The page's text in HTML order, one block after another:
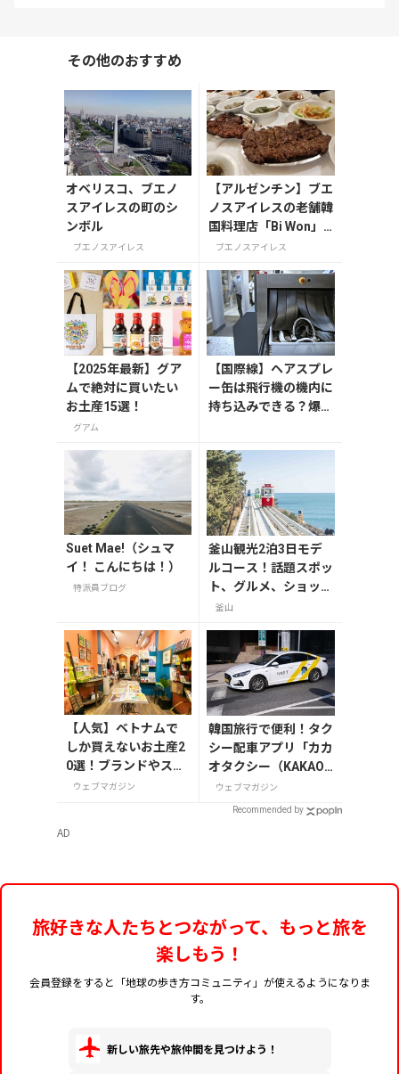
その他のおすすめ
オベリスコ、ブエノ
スアイレスの町のシ
ンボル
ブエノスアイレス
【アルゼンチン】ブエ
ノスアイレスの老舗韓
国料理店「Bi Won」
で味わう本場の味
ブエノスアイレス
【2025年最新】グア
ムで絶対に買いたい
お土産15選！
グアム
【国際線】ヘアスプレ
ー缶は飛行機の機内に
持ち込みできる？爆発
Suet Mae!（シュマ
イ！ こんにちは！）
特派員ブログ
釜山観光2泊3日モデ
ルコース！話題スポッ
ト、グルメ、ショッピ
ングを満喫
釜山
【人気】ベトナムで
しか買えないお土産2
0選！ブランドやスー
パーのお菓子や雑貨
ウェブマガジン
韓国旅行で便利！タク
シー配車アプリ「カカ
オタクシー（KAKAO
T）」の登録・利用方
ウェブマガジン
Recommended by
AD
旅好きな人たちとつながって、もっと旅を
楽しもう！
会員登録をすると「地球の歩き方コミュニティ」が使えるようになりま
す。
新しい旅先や旅仲間を見つけよう！